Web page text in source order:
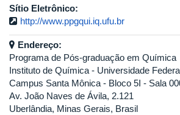
Sítio Eletrônico:
http://www.ppgqui.iq.ufu.br
Endereço:
Programa de Pós-graduação em Química
Instituto de Química - Universidade
Campus Santa Mônica - Bloco 5I - Sala
Av. João Naves de Ávila, 2.121
Uberlândia, Minas Gerais, Brasil